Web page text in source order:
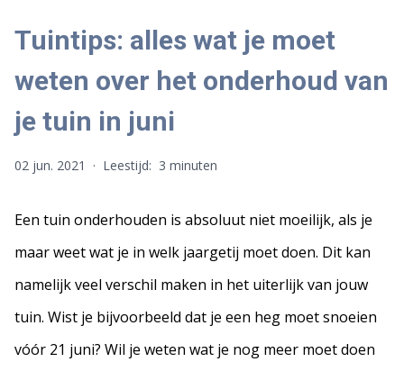
Tuintips: alles wat je moet
weten over het onderhoud van
je tuin in juni
02 jun. 2021 · Leestijd: 3 minuten
Een tuin onderhouden is absoluut niet moeilijk, als je
maar weet wat je in welk jaargetij moet doen. Dit kan
namelijk veel verschil maken in het uiterlijk van jouw
tuin. Wist je bijvoorbeeld dat je een heg moet snoeien
vóór 21 juni? Wil je weten wat je nog meer moet doen